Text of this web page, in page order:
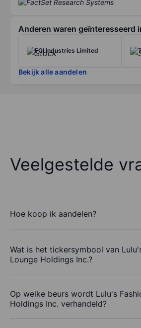
Anderen waren geïnteresseerd
FGI Industries Limited
Bekijk alle aandelen
Veelgestelde
Hoe koop ik aandelen?
Wat is het tickersymbool van
Lounge Holdings Inc.?
Op welke beurs wordt Lulu's
Holdings Inc. verhandeld?